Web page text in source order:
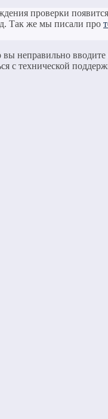
проверки
Так же мы писали про
неправильно
с технической